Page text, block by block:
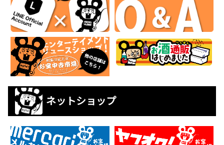
ネットショップ